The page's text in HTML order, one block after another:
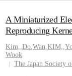
A Miniaturized
Reproducing
Kim,,Do,Wan,KIM,,
Wook
The Japan Society